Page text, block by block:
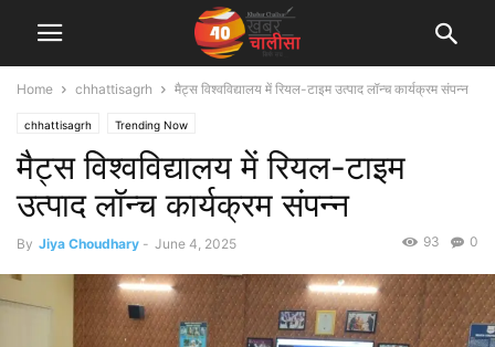
Home chhattisagrh मैट्स विश्वविद्यालय में रियल-टाइम उत्पाद लॉन्च कार्यक्रम संपन्न
chhattisagrh Trending Now
मैट्स विश्वविद्यालय में रियल-टाइम
उत्पाद लॉन्च कार्यक्रम संपन्न
By Jiya Choudhary - June 4, 2025 0
93